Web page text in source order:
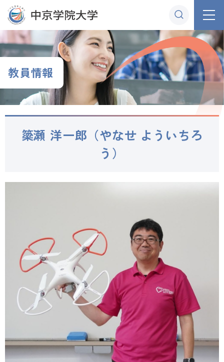
グ
ロ
ー
バ
ナ
ビ
ゲ
ー
本
文
へ
ロ
ー
カ
ル
ビ
ゲ
ー
シ
フ
ッ
タ
ー
教員情報
簗瀬 洋一郎（やなせ よういちろ
う）